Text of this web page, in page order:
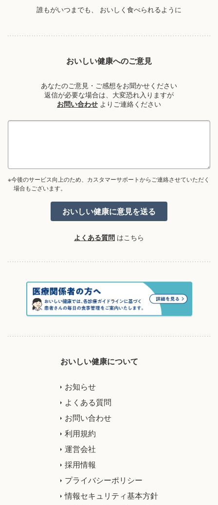
誰もがいつまでも、 おいしく食べられるように
おいしい健康へのご意見
あなたのご意見・ご感想をお聞かせください
返信が必要な場合は、大変恐れ入りますが
お問い合わせ よりご連絡ください
※今後のサービス向上のため、カスタマーサポートからご連絡させていただく
場合もございます。
よくある質問 はこちら
おいしい健康について
お知らせ
よくある質問
お問い合わせ
利用規約
運営会社
採用情報
プライバシーポリシー
情報セキュリティ基本方針